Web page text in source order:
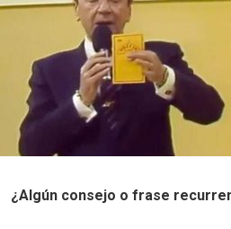
¿Algún consejo o frase